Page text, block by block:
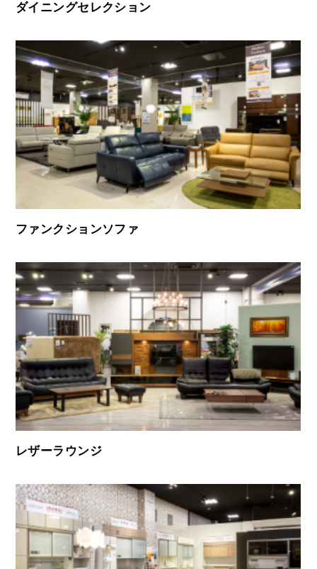
ダイニングセレクション
ファンクションソファ
レザーラウンジ